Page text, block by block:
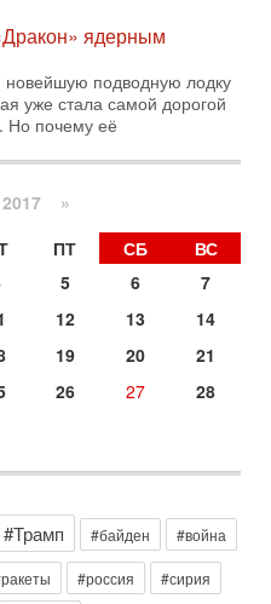
не раз кардинально
Израиля. Достаточно
ба-алия», когда
на самом деле
Израиля Биньямина
ответов. Полная
Нетаниягу! Трамп не
взрыв!
запаса
Израиля, автор
- НОВОСТИ
о полном
в Израиле?
опасения:
сфальсифицированы, их
ядерным
новейшую подводную лодку
уже стала самой дорогой
Но почему её
»
ПТ СБ
ВС
5 6
7
12 13
14
19 20
21
26 27
28
#Трамп #байден #война
#россия #сирия